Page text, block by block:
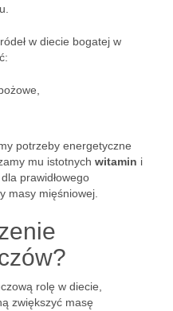
w diecie bogatej w
potrzeby energetyczne
mu istotnych witamin i
prawidłowego
masy mięśniowej.
rolę w diecie,
zwiększyć masę